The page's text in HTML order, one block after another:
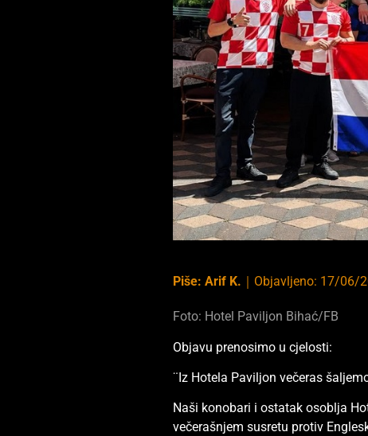
Piše: Arif K. Objavljeno: 17/06/
Foto: Hotel Paviljon Bihać/FB
Objavu prenosimo u cjelosti:
¨Iz Hotela Paviljon večeras
Naši konobari i ostatak osoblja
večerašnjem susretu protiv